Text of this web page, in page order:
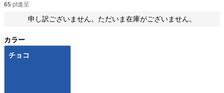
65 pt進呈
申し訳ございません。ただいま在庫がございません。
カラー
チョコ